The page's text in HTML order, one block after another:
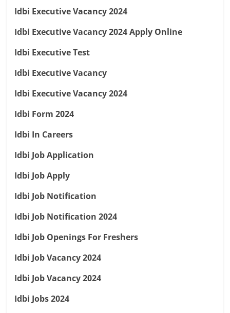
Idbi Executive Vacancy 2024
Idbi Executive Vacancy 2024 Apply Online
Idbi Executive Test
Idbi Executive Vacancy
Idbi Executive Vacancy 2024
Idbi Form 2024
Idbi In Careers
Idbi Job Application
Idbi Job Apply
Idbi Job Notification
Idbi Job Notification 2024
Idbi Job Openings For Freshers
Idbi Job Vacancy 2024
Idbi Job Vacancy 2024
Idbi Jobs 2024